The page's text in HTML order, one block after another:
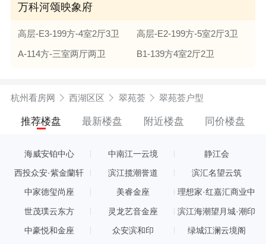
万科河颂映象府
高层-E3-199方-4室2厅3卫
高层-E2-199方-5室2厅3卫
A-114方-三室两厅两卫
B1-139方4室2厅2卫
杭州看房网 西湖区区 翠苑荟 翠苑荟户型
推荐楼盘 最新楼盘 附近楼盘 同价楼盘
海威安铂中心 中南江一云境 静江会
西投众安·紫金蘭轩 滨江揽潮誉道 滨汇名望云筑
中家德玺尚座 美睿金座
理想家·红嘉汇商业中
世茂璞云东方 灵龙艺音金座 滨江海潮望月城·潮印
中豪悦和金座 众安滨和印 绿城江澜云境阁